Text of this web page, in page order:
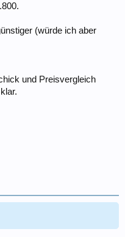
(würde ich aber
und Preisvergleich